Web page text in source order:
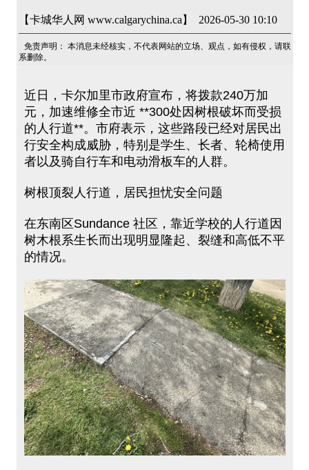
【卡城华人网 www.calgarychina.ca】 2026-05-30 10:10
免责声明： 本消息未经核实，不代表网站的立场、观点，如有侵权，请联
系删除。
近日，卡尔加里市政府宣布，将拨款240万加
元，加速维修全市近 **300处因树根破坏而受损
的人行道**。市府表示，这些路段已经对居民出
行安全构成威胁，特别是学生、长者、轮椅使用
者以及骑自行车和电动滑板车的人群。
树根顶裂人行道，居民担忧安全问题
在东南区Sundance 社区，靠近学校的人行道因
树木根系生长而出现明显隆起、裂缝和高低不平
的情况。